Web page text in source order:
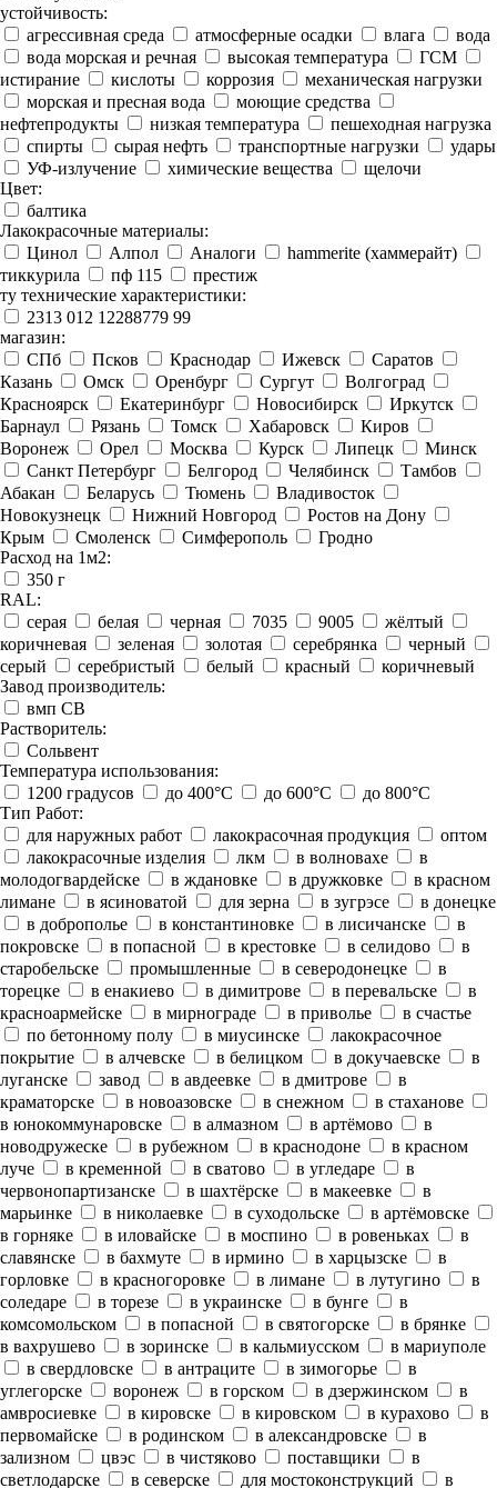
устойчивость:
агрессивная среда
атмосферные осадки влага
вода
вода морская и речная
высокая температура
ГСМ
истирание
кислоты коррозия
механическая нагрузки
морская и пресная вода
моющие средства
нефтепродукты
низкая температура
пешеходная нагрузка
спирты
сырая нефть транспортные нагрузки
удары
УФ-излучение
химические вещества
щелочи
Цвет:
балтика
Лакокрасочные материалы:
Цинол
Алпол Аналоги
hammerite (хаммерайт)
тиккурила
пф 115
престиж
ту технические характеристики:
2313 012 12288779 99
магазин:
СПб
Псков Краснодар Ижевск
Саратов
Казань
Омск Оренбург Сургут
Волгоград
Красноярск
Екатеринбург Новосибирск
Иркутск
Барнаул
Рязань Томск Хабаровск
Киров
Воронеж
Орел Москва Курск Липецк
Минск
Санкт Петербург
Белгород Челябинск
Тамбов
Абакан
Беларусь Тюмень
Владивосток
Новокузнецк
Нижний Новгород
Ростов на Дону
Крым
Смоленск Симферополь
Гродно
Расход на 1м2:
350 г
RAL:
серая
белая черная 7035 9005
жёлтый
коричневая
зеленая золотая серебрянка
черный
серый
серебристый белый красный
коричневый
Завод производитель:
вмп СВ
Растворитель:
Сольвент
Температура использования:
1200 градусов
до 400°C до 600°C
до 800°C
Тип Работ:
для наружных работ
лакокрасочная продукция
оптом
лакокрасочные изделия
лкм в волновахе
в
молодогвардейске
в ждановке в дружковке
в красном
лимане
в ясиноватой для зерна в зугрэсе
в донецке
в доброполье
в константиновке в лисичанске
в
покровске
в попасной в крестовке в селидово
в
старобельске
промышленные в северодонецке
в
торецке
в енакиево в димитрове в перевальске
в
красноармейске
в мирнограде в приволье
в счастье
по бетонному полу
в миусинске
лакокрасочное
покрытие
в алчевске в белицком в докучаевске
в
луганске
завод в авдеевке в дмитрове
в
краматорске
в новоазовске в снежном
в стаханове
в юнокоммунаровске
в алмазном в артёмово
в
новодружеске
в рубежном в краснодоне
в красном
луче
в кременной в сватово в угледаре
в
червонопартизанске
в шахтёрске в макеевке
в
марьинке
в николаевке в суходольске
в артёмовске
в горняке
в иловайске в моспино в ровеньках
в
славянске
в бахмуте в ирмино в харцызске
в
горловке
в красногоровке в лимане в лутугино
в
соледаре
в торезе в украинске в бунге
в
комсомольском
в попасной в святогорске
в брянке
в вахрушево
в зоринске в кальмиусском
в мариуполе
в свердловске
в антраците в зимогорье
в
углегорске
воронеж в горском в дзержинском
в
амвросиевке
в кировске в кировском в курахово
в
первомайске
в родинском в александровске
в
зализном
цвэс в чистяково поставщики
в
светлодарске
в северске для мостоконструкций в